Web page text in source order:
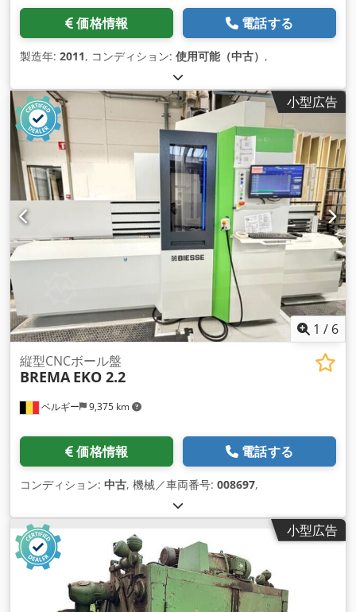
価格情報 電話する
製造年: 2011, コンディション: 使用可能（中古） ,
小型広告
1 / 6
ベルギー 9,375 km
縦型CNCボール盤
BREMA EKO 2.2
価格情報 電話する
コンディション: 中古, 機械／車両番号: 008697,
小型広告